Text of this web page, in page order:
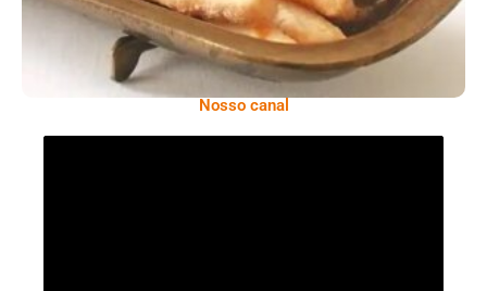
Nosso canal